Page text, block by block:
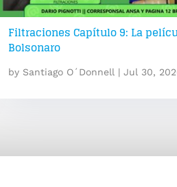
Filtraciones Capítulo 9: La
Bolsonaro
by Santiago O´Donnell | Jul 30,